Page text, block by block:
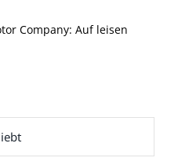
Company: Auf leisen